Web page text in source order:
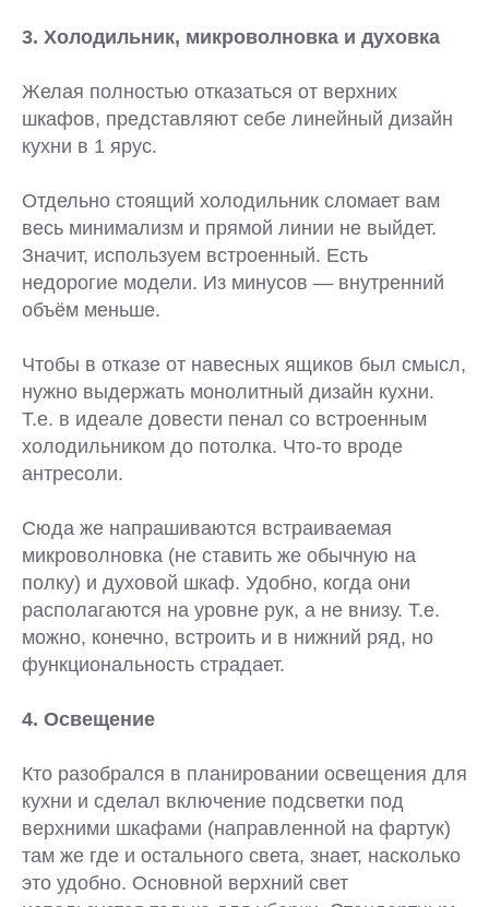
3. Холодильник, микроволновка и духовка
Желая полностью отказаться от верхних
шкафов, представляют себе линейный дизайн
кухни в 1 ярус.
Отдельно стоящий холодильник сломает вам
весь минимализм и прямой линии не выйдет.
Значит, используем встроенный. Есть
недорогие модели. Из минусов — внутренний
объём меньше.
Чтобы в отказе от навесных ящиков был смысл,
нужно выдержать монолитный дизайн кухни.
Т.е. в идеале довести пенал со встроенным
холодильником до потолка. Что-то вроде
антресоли.
Сюда же напрашиваются встраиваемая
микроволновка (не ставить же обычную на
полку) и духовой шкаф. Удобно, когда они
располагаются на уровне рук, а не внизу. Т.е.
можно, конечно, встроить и в нижний ряд, но
функциональность страдает.
4. Освещение
Кто разобрался в планировании освещения для
кухни и сделал включение подсветки под
верхними шкафами (направленной на фартук)
там же где и остального света, знает, насколько
это удобно. Основной верхний свет